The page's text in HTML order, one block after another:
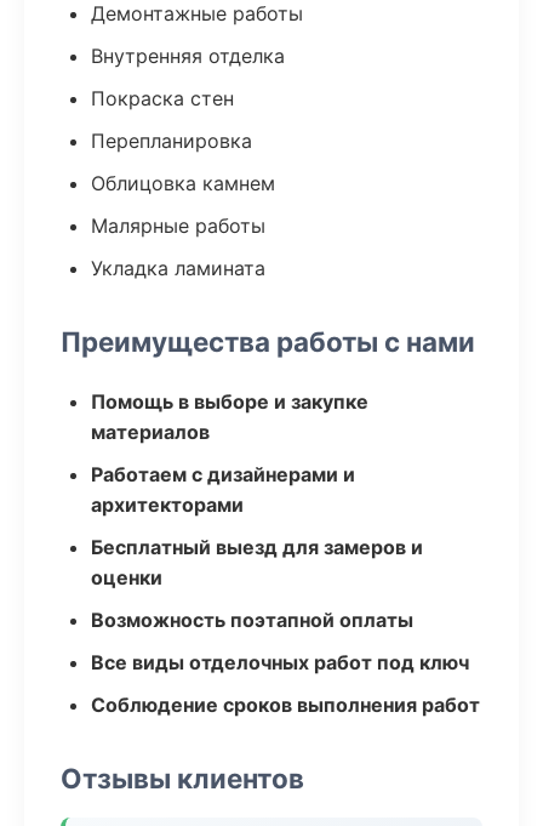
Демонтажные работы
Внутренняя отделка
Покраска стен
Перепланировка
Облицовка камнем
Малярные работы
Укладка ламината
Преимущества работы с нами
Помощь в выборе и закупке
материалов
Работаем с дизайнерами и
архитекторами
Бесплатный выезд для замеров и
оценки
Возможность поэтапной оплаты
Все виды отделочных работ под ключ
Соблюдение сроков выполнения работ
Отзывы клиентов